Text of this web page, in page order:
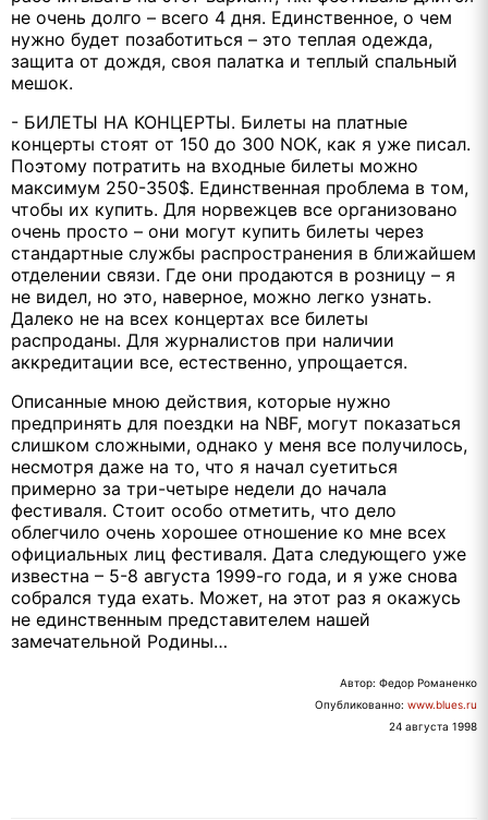
не очень долго – всего 4 дня. Единственное, о чем
нужно будет позаботиться – это теплая одежда,
защита от дождя, своя палатка и теплый спальный
мешок.
- БИЛЕТЫ НА КОНЦЕРТЫ. Билеты на платные
концерты стоят от 150 до 300 NOK, как я уже писал.
Поэтому потратить на входные билеты можно
максимум 250-350$. Единственная проблема в том,
чтобы их купить. Для норвежцев все организовано
очень просто – они могут купить билеты через
стандартные службы распространения в ближайшем
отделении связи. Где они продаются в розницу – я
не видел, но это, наверное, можно легко узнать.
Далеко не на всех концертах все билеты
распроданы. Для журналистов при наличии
аккредитации все, естественно, упрощается.
Описанные мною действия, которые нужно
предпринять для поездки на NBF, могут показаться
слишком сложными, однако у меня все получилось,
несмотря даже на то, что я начал суетиться
примерно за три-четыре недели до начала
фестиваля. Стоит особо отметить, что дело
облегчило очень хорошее отношение ко мне всех
официальных лиц фестиваля. Дата следующего уже
известна – 5-8 августа 1999-го года, и я уже снова
собрался туда ехать. Может, на этот раз я окажусь
не единственным представителем нашей
замечательной Родины…
Автор: Федор Романенко
Oпубликованно: www.blues.ru
24 августа 1998